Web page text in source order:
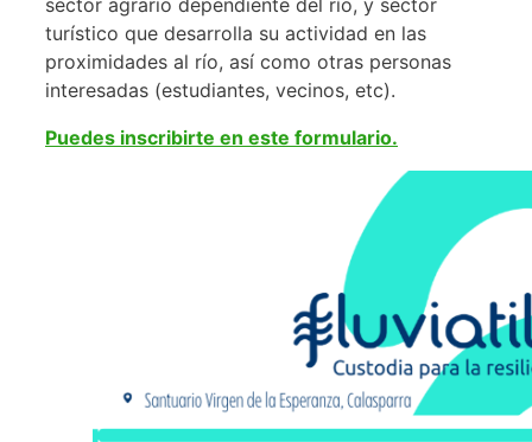
turístico que desarrolla su actividad en las
proximidades al río, así como otras personas
interesadas (estudiantes, vecinos, etc).
Puedes inscribirte en este formulario.